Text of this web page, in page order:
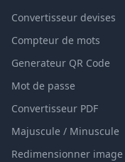
Convertisseur devises
Compteur de mots
Generateur QR Code
Mot de passe
Convertisseur PDF
Majuscule / Minuscule
Redimensionner image